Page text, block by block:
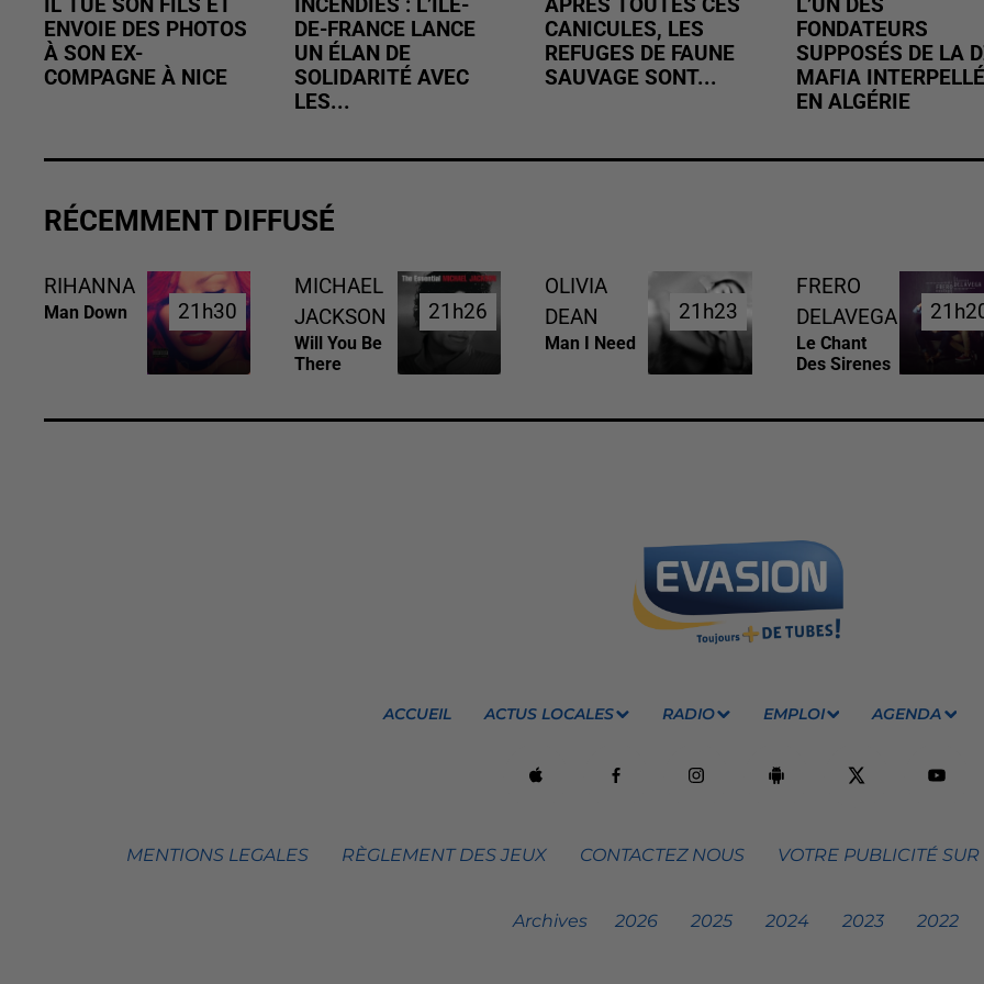
IL TUE SON FILS ET
ENVOIE DES PHOTOS
À SON EX-
COMPAGNE À NICE
INCENDIES : L’ÎLE-
DE-FRANCE LANCE
UN ÉLAN DE
SOLIDARITÉ AVEC
LES...
APRÈS TOUTES CES
CANICULES, LES
REFUGES DE FAUNE
SAUVAGE SONT...
L’UN DES
FONDATEURS
SUPPOSÉS DE LA
MAFIA INTERPELLÉ
EN ALGÉRIE
RÉCEMMENT DIFFUSÉ
RIHANNA
Man Down 21h30
21h30
MICHAEL
JACKSON
Will You Be
There
21h26
21h26
OLIVIA
DEAN
Man I Need
21h23
21h23
FRERO
DELAVEGA
Le Chant
Des Sirenes
ACCUEIL ACTUS LOCALES RADIO EMPLOI AGENDA
MENTIONS LEGALES RÈGLEMENT DES JEUX CONTACTEZ NOUS VOTRE PUBLICITÉ
Archives 2026 2025 2024 2023 2022